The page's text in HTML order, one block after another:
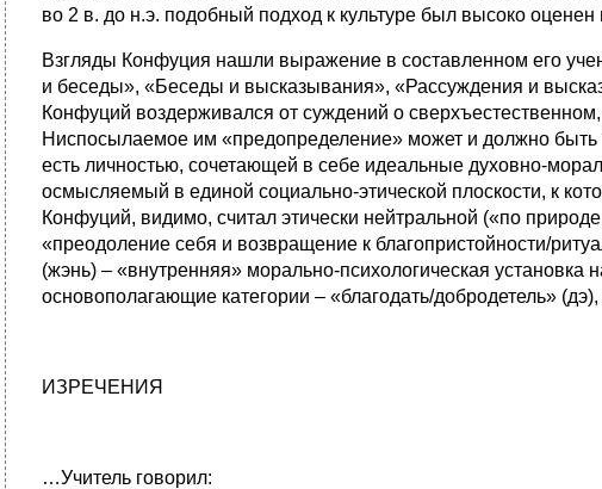
во 2 в. до н.э. подобный подход к культуре был высоко
Взгляды Конфуция нашли выражение в составленном его
и беседы», «Беседы и высказывания», «Рассуждения и
Конфуций воздерживался от суждений о
Ниспосылаемое им «предопределение» может и должно быть
есть личностью, сочетающей в себе идеальные духовно-
осмысляемый в единой социально-этической плоскости, к
Конфуций, видимо, считал этически нейтральной («по
«преодоление себя и возвращение к благопристойности/
(жэнь) – «внутренняя» морально-психологическая
основополагающие категории – «благодать/добродетель»
ИЗРЕЧЕНИЯ
…Учитель говорил: